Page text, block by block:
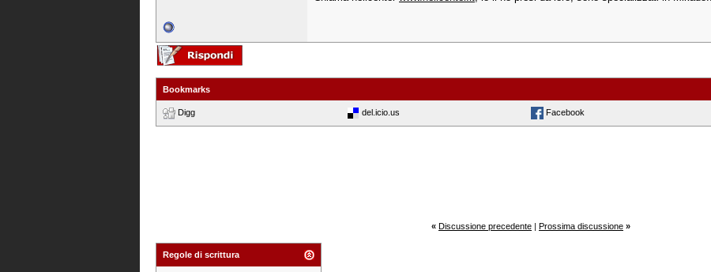
Bookmarks
Digg del.icio.us Facebook
« Discussione precedente | Prossima discussione »
Regole di scrittura